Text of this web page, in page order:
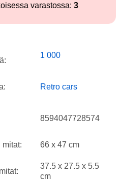
varastossa: 3
1 000
Retro cars
8594047728574
mitat: 66 x 47 cm
37.5 x 27.5 x 5.5
cm